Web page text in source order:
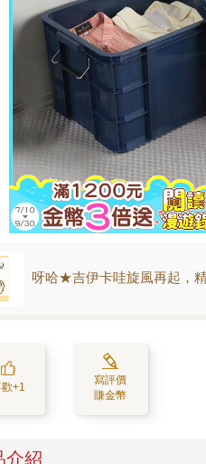
呀哈★吉伊卡哇旋風再起，
+1
寫評價
賺金幣
介紹